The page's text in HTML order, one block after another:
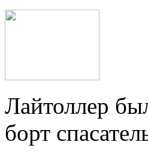
Лайтоллер
борт